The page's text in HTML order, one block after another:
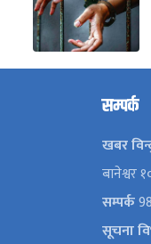
सम्पर्क
खबर
बानेश्वर
सम्पर्क
सूचना